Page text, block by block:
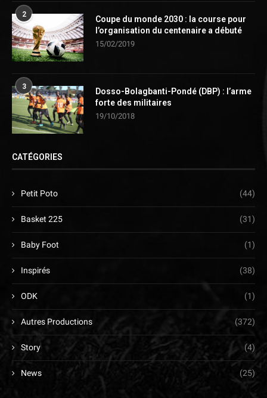
2
Coupe du monde 2030 : la course pour
l’organisation du centenaire a débuté
15/02/2019
3
Dosso-Bolagbanti-Pondé (DBP) : l’arme
forte des militaires
19/10/2018
CATÉGORIES
Petit Poto (44)
Basket 225 (31)
Baby Foot (1)
Inspirés (38)
ODK (1)
Autres Productions (372)
Story (4)
News (25)